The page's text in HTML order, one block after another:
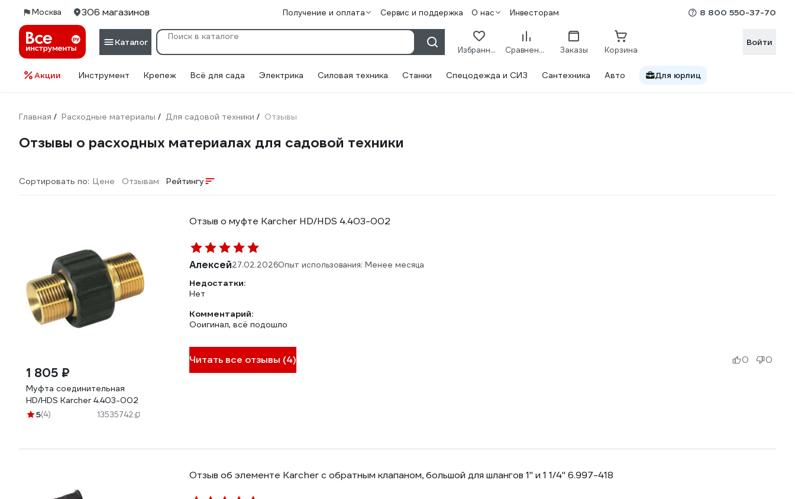
Москва 306 магазинов Получение и оплата Сервис и поддержка О нас Инвесторам 8 800 550-37-70
Каталог
Избранное Сравнение Заказы Корзина
Войти
Акции Инструмент Крепеж Всё для сада Электрика Силовая техника Станки Спецодежда и СИЗ Сантехника Авто Для юрлиц
Главная / Расходные материалы / Для садовой техники / Отзывы
Отзывы о расходных материалах для садовой техники
Сортировать по: Цене Отзывам Рейтингу
1 805 ₽
Муфта соединительная
HD/HDS Karcher 4.403-002
5(4) 13535742
Отзыв о муфте Karcher HD/HDS 4.403-002
Алексей27.02.2026Опыт использования: Менее месяца
Недостатки:
Нет
Комментарий:
Ооигинал, всё подошло
Читать все отзывы (4) 0 0
Отзыв об элементе Karcher с обратным клапаном, большой для шлангов 1" и 1 1/4" 6.997-418